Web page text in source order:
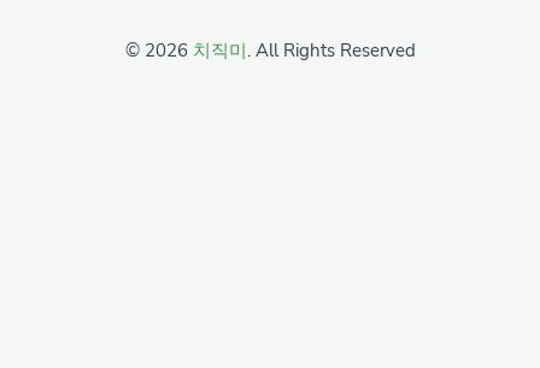
© 2026 치직미. All Rights Reserved